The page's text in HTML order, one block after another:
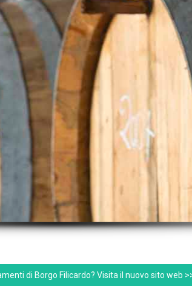
di Borgo Filicardo? Visita il nuovo sito web